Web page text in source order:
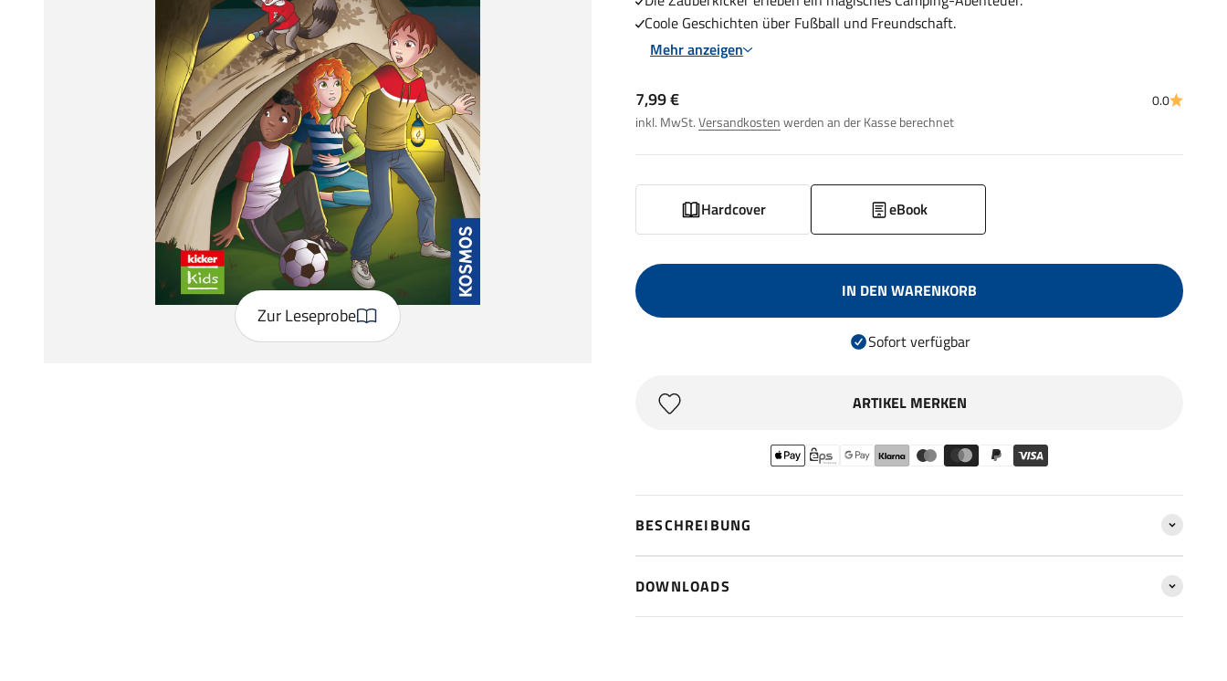
Zur Leseprobe
Coole Geschichten über Fußball und Freundschaft.
Mehr anzeigen
Angebot
7,99 €
inkl. MwSt.Versandkostenwerden an der Kasse berechnet
0.0
Hardcover eBook
IN DEN WARENKORB
Sofort verfügbar
ARTIKEL MERKEN
BESCHREIBUNG
DOWNLOADS